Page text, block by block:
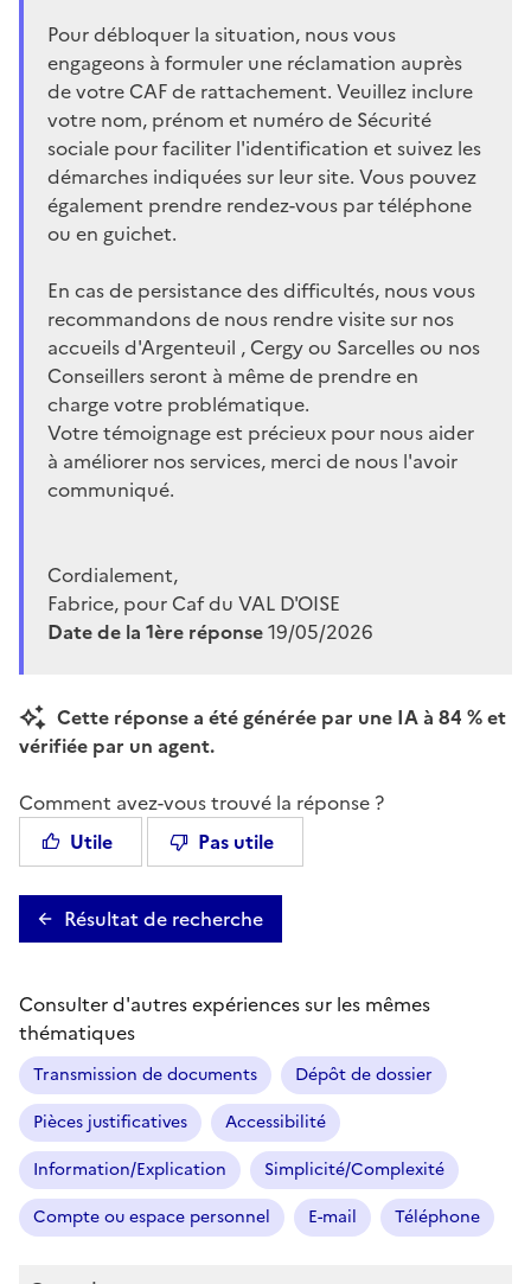
Pour débloquer la situation, nous vous
engageons à formuler une réclamation auprès
de votre CAF de rattachement. Veuillez inclure
votre nom, prénom et numéro de Sécurité
sociale pour faciliter l'identification et suivez les
démarches indiquées sur leur site. Vous pouvez
également prendre rendez-vous par téléphone
ou en guichet.
En cas de persistance des difficultés, nous vous
recommandons de nous rendre visite sur nos
accueils d'Argenteuil , Cergy ou Sarcelles ou nos
Conseillers seront à même de prendre en
charge votre problématique.
Votre témoignage est précieux pour nous aider
à améliorer nos services, merci de nous l'avoir
communiqué.
Cordialement,
Fabrice, pour Caf du VAL D'OISE
Date de la 1ère réponse19/05/2026
Cette réponse a été générée par une IA à 84 % et
vérifiée par un agent.
Comment avez-vous trouvé la réponse ?
Utile
Pas utile
Résultat de recherche
Consulter d'autres expériences sur les mêmes
thématiques
Transmission de documents
Dépôt de dossier
Pièces justificatives
Accessibilité
Information/Explication
Simplicité/Complexité
Compte ou espace personnel
E-mail Téléphone